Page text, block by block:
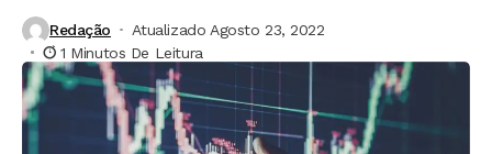
Redação
Atualizado Agosto 23, 2022
1 Minutos De Leitura